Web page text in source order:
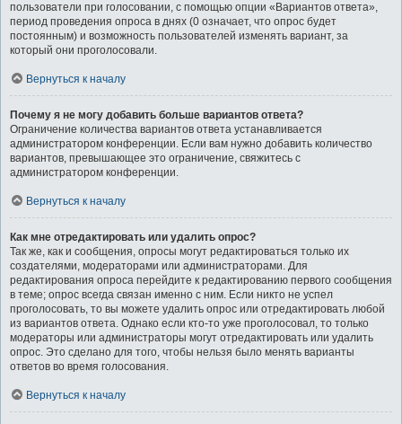
пользователи при голосовании, с помощью опции «Вариантов ответа»,
период проведения опроса в днях (0 означает, что опрос будет
постоянным) и возможность пользователей изменять вариант, за
который они проголосовали.
Вернуться к началу
Почему я не могу добавить больше вариантов ответа?
Ограничение количества вариантов ответа устанавливается
администратором конференции. Если вам нужно добавить количество
вариантов, превышающее это ограничение, свяжитесь с
администратором конференции.
Вернуться к началу
Как мне отредактировать или удалить опрос?
Так же, как и сообщения, опросы могут редактироваться только их
создателями, модераторами или администраторами. Для
редактирования опроса перейдите к редактированию первого сообщения
в теме; опрос всегда связан именно с ним. Если никто не успел
проголосовать, то вы можете удалить опрос или отредактировать любой
из вариантов ответа. Однако если кто-то уже проголосовал, то только
модераторы или администраторы могут отредактировать или удалить
опрос. Это сделано для того, чтобы нельзя было менять варианты
ответов во время голосования.
Вернуться к началу